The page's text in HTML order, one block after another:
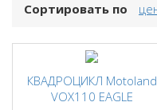
Сортировать по
КВАДРОЦИКЛ Motoland
VOX110 EAGLE